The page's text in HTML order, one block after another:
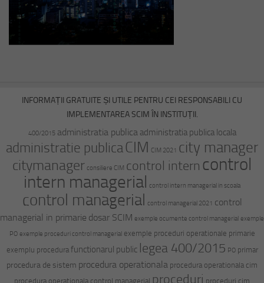
INFORMAȚII GRATUITE ȘI UTILE PENTRU CEI RESPONSABILI CU
IMPLEMENTAREA SCIM ÎN INSTITUȚII.
400/2015 administratia publica administratia publica locala
administratie publicaCIM CIM 2021 city manager
citymanager consiliere CIM control intern control
intern managerial control intern managerial in scoala
control managerial control managerial 2021 control
managerial in primarie dosar SCIM exemple ocumente control managerial exemple
PO exemple proceduri control managerial exemple proceduri operationale primarie
exemplu procedura functionarul public legea 400/2015 PO primar
procedura de sistem procedura operationala procedura operationala cim
procedura operationala control managerial proceduri proceduri cim